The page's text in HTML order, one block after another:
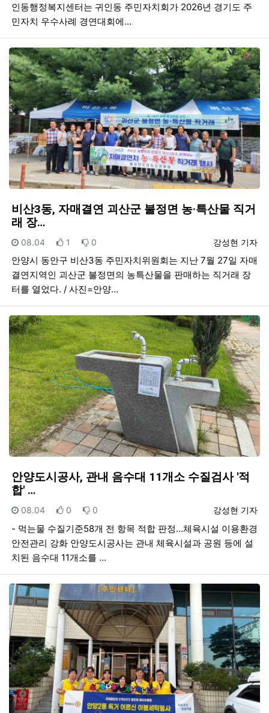
인동행정복지센터는 귀인동 주민자치회가 2026년 경기도 주
민자치 우수사례 경연대회에…
비산3동, 자매결연 괴산군 불정면 농·특산물 직거
래 장…
등록자
강성현 기자
등록일
08.04 추천
1 비추천
0
안양시 동안구 비산3동 주민자치위원회는 지난 7월 27일 자매
결연지역인 괴산군 불정면의 농특산물을 판매하는 직거래 장
터를 열었다. / 사진=안양…
안양도시공사, 관내 음수대 11개소 수질검사 '적
합' …
등록자
강성현 기자
등록일
08.04 추천
0 비추천
0
- 먹는물 수질기준58개 전 항목 적합 판정…체육시설 이용환경
안전관리 강화 안양도시공사는 관내 체육시설과 공원 등에 설
치된 음수대 11개소를 …